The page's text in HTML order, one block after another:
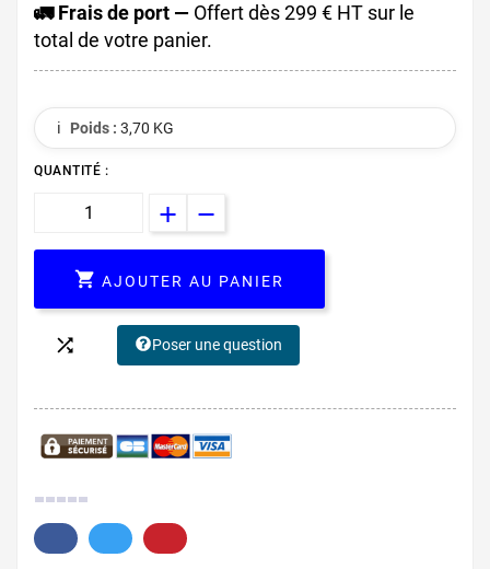
🚛 Frais de port — Offert dès 299 € HT sur le
total de votre panier.
ℹ️ Poids : 3,70 KG
QUANTITÉ :
 AJOUTER AU PANIER
 Poser une question